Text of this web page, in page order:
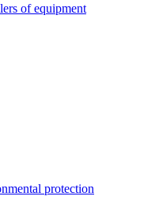
of equipment
protection